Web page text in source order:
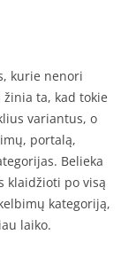
kurie nenori
ta, kad tokie
variantus, o
portalą,
Belieka
klaidžioti po visą
kategoriją,
laiko.